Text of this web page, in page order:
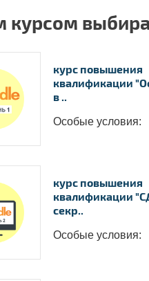
курсом
курс повышения
квалификации
в ..
Особые
курс повышения
квалификации
секр..
Особые